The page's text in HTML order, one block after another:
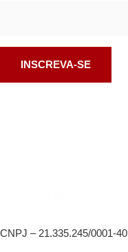
CNPJ – 21.335.245/0001-40